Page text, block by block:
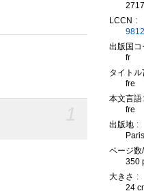
LCCN
出版国コ
fr
タイト
fre
本文言語
fre
出版地
Paris
ページ数
350
大きさ
24